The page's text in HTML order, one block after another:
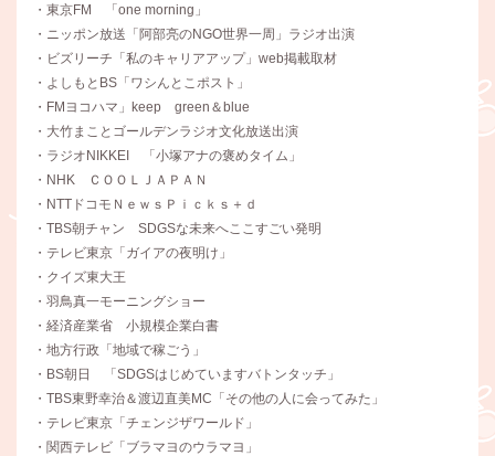
・東京FM 「one morning」
・ニッポン放送「阿部亮のNGO世界一周」ラジオ出演
・ビズリーチ「私のキャリアアップ」web掲載取材
・よしもとBS「ワシんとこポスト」
・FMヨコハマ」keep green＆blue
・大竹まことゴールデンラジオ文化放送出演
・ラジオNIKKEI 「小塚アナの褒めタイム」
・NHK ＣＯＯＬＪＡＰＡＮ
・NTTドコモＮｅｗｓＰｉｃｋｓ＋ｄ
・TBS朝チャン SDGSな未来へここすごい発明
・テレビ東京「ガイアの夜明け」
・クイズ東大王
・羽鳥真一モーニングショー
・経済産業省 小規模企業白書
・地方行政「地域で稼ごう」
・BS朝日 「SDGSはじめていますバトンタッチ」
・TBS東野幸治＆渡辺直美MC「その他の人に会ってみた」
・テレビ東京「チェンジザワールド」
・関西テレビ「ブラマヨのウラマヨ」